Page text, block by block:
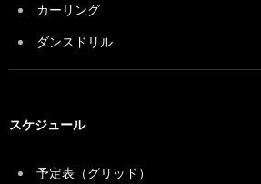
カーリング
ダンスドリル
スケジュール
予定表（グリッド）